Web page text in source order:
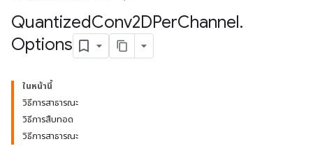
QuantizedConv2DPerChannel.
Options
ในหน้านี้
วิธีการสาธารณะ
วิธีการสืบทอด
วิธีการสาธารณะ